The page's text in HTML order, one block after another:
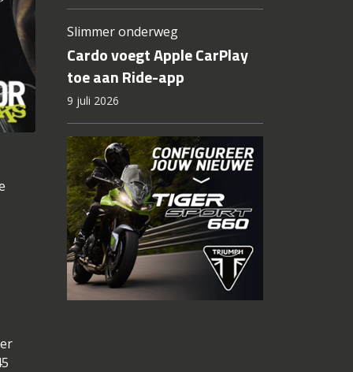
Slimmer onderweg
Cardo voegt Apple CarPlay
toe aan Ride-app
9 juli 2026